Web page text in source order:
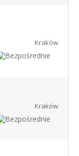
Kraków
Kraków